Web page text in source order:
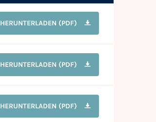
HERUNTERLADEN (PDF)
HERUNTERLADEN (PDF)
HERUNTERLADEN (PDF)